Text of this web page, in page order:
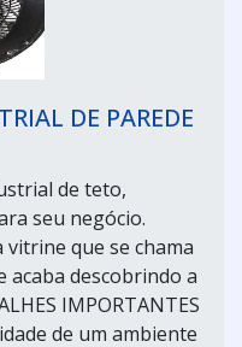
DE PAREDE
de teto,
seu negócio.
que se chama
acaba descobrindo a
IMPORTANTES
de um ambiente